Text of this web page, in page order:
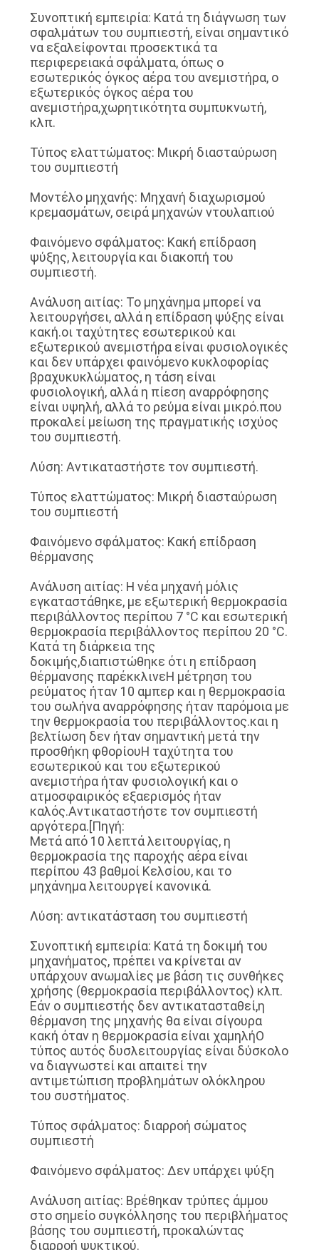
ΖΗΤΉΣΤΕ
ΈΝΑ
ΑΠΌΣΠΑΣΜΑ
SITEMAP
ΠΟΛΙΤΙΚΉ
ΑΠΟΡΡΉΤΟΥ
Συνοπτική εμπειρία: Κατά τη διάγνωση των
σφαλμάτων του συμπιεστή, είναι σημαντικό
να εξαλείφονται προσεκτικά τα
περιφερειακά σφάλματα, όπως ο
εσωτερικός όγκος αέρα του ανεμιστήρα, ο
εξωτερικός όγκος αέρα του
ανεμιστήρα,χωρητικότητα συμπυκνωτή,
κλπ.
Τύπος ελαττώματος: Μικρή διασταύρωση
του συμπιεστή
Μοντέλο μηχανής: Μηχανή διαχωρισμού
κρεμασμάτων, σειρά μηχανών ντουλαπιού
Φαινόμενο σφάλματος: Κακή επίδραση
ψύξης, λειτουργία και διακοπή του
συμπιεστή.
Ανάλυση αιτίας: Το μηχάνημα μπορεί να
λειτουργήσει, αλλά η επίδραση ψύξης είναι
κακή.οι ταχύτητες εσωτερικού και
εξωτερικού ανεμιστήρα είναι φυσιολογικές
και δεν υπάρχει φαινόμενο κυκλοφορίας
βραχυκυκλώματος, η τάση είναι
φυσιολογική, αλλά η πίεση αναρρόφησης
είναι υψηλή, αλλά το ρεύμα είναι μικρό.που
προκαλεί μείωση της πραγματικής ισχύος
του συμπιεστή.
Λύση: Αντικαταστήστε τον συμπιεστή.
Τύπος ελαττώματος: Μικρή διασταύρωση
του συμπιεστή
Φαινόμενο σφάλματος: Κακή επίδραση
θέρμανσης
Ανάλυση αιτίας: Η νέα μηχανή μόλις
εγκαταστάθηκε, με εξωτερική θερμοκρασία
περιβάλλοντος περίπου 7 °C και εσωτερική
θερμοκρασία περιβάλλοντος περίπου 20 °C.
Κατά τη διάρκεια της
δοκιμής,διαπιστώθηκε ότι η επίδραση
θέρμανσης παρέκκλινεΗ μέτρηση του
ρεύματος ήταν 10 αμπερ και η θερμοκρασία
του σωλήνα αναρρόφησης ήταν παρόμοια με
την θερμοκρασία του περιβάλλοντος.και η
βελτίωση δεν ήταν σημαντική μετά την
προσθήκη φθορίουΗ ταχύτητα του
εσωτερικού και του εξωτερικού
ανεμιστήρα ήταν φυσιολογική και ο
ατμοσφαιρικός εξαερισμός ήταν
καλός.Αντικαταστήστε τον συμπιεστή
αργότερα.[Πηγή:
Μετά από 10 λεπτά λειτουργίας, η
θερμοκρασία της παροχής αέρα είναι
περίπου 43 βαθμοί Κελσίου, και το
μηχάνημα λειτουργεί κανονικά.
Λύση: αντικατάσταση του συμπιεστή
Συνοπτική εμπειρία: Κατά τη δοκιμή του
μηχανήματος, πρέπει να κρίνεται αν
υπάρχουν ανωμαλίες με βάση τις συνθήκες
χρήσης (θερμοκρασία περιβάλλοντος) κλπ.
Εάν ο συμπιεστής δεν αντικατασταθεί,η
θέρμανση της μηχανής θα είναι σίγουρα
κακή όταν η θερμοκρασία είναι χαμηλήΟ
τύπος αυτός δυσλειτουργίας είναι δύσκολο
να διαγνωστεί και απαιτεί την
αντιμετώπιση προβλημάτων ολόκληρου
του συστήματος.
Τύπος σφάλματος: διαρροή σώματος
συμπιεστή
Φαινόμενο σφάλματος: Δεν υπάρχει ψύξη
Ανάλυση αιτίας: Βρέθηκαν τρύπες άμμου
στο σημείο συγκόλλησης του περιβλήματος
βάσης του συμπιεστή, προκαλώντας
διαρροή ψυκτικού.